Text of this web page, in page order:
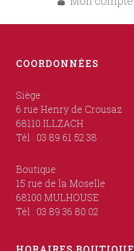
COORDONNÉES
Siège :
6 rue Henry de Crousaz
68110 ILLZACH
Tél : 03 89 61 52 38
Boutique :
15 rue de la Moselle
68100 MULHOUSE
Tél : 03 89 36 80 02